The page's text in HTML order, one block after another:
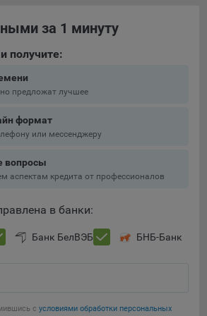
браузеры позволяют посещать
«Инкогнито», чтобы ограничить
объем информации и
данных может удалить ранее
cookie выбрав соответствующую
управления можно ознакомиться,
сайтов основных браузеров:
по умолчанию
за 1 минуту
получите:
предложат лучшее
формат
или мессенджеру
вопросы
аспектам кредита от профессионалов
в банки:
Банк БелВЭБ БНБ-Банк
с условиями обработки персональных